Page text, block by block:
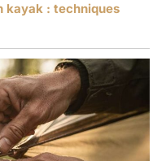
kayak : techniques